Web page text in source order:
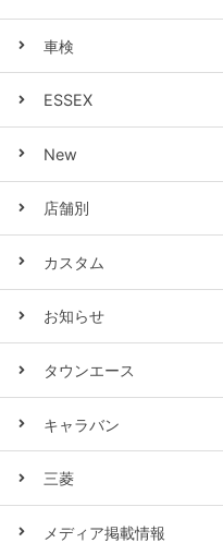
車検
ESSEX
New
店舗別
カスタム
お知らせ
タウンエース
キャラバン
三菱
メディア掲載情報